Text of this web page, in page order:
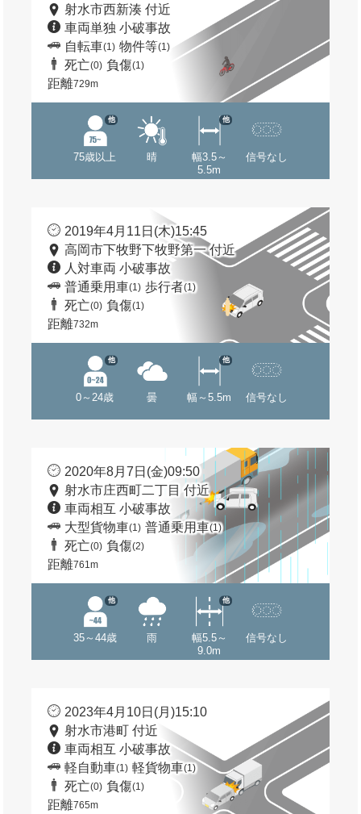
射水市西新湊 付近
車両単独 小破事故
自転車(1) 物件等(1)
死亡(0) 負傷(1)
距離729m
75歳以上
他
晴
幅3.5～
5.5m
他
信号なし
2019年4月11日(木)15:45
高岡市下牧野下牧野第一 付近
人対車両 小破事故
普通乗用車(1) 歩行者(1)
死亡(0) 負傷(1)
距離732m
0～24歳
他
曇 幅～5.5m
他
信号なし
2020年8月7日(金)09:50
射水市庄西町二丁目 付近
車両相互 小破事故
大型貨物車(1) 普通乗用車(1)
死亡(0) 負傷(2)
距離761m
35～44歳
他
雨
幅5.5～
9.0m
他
信号なし
2023年4月10日(月)15:10
射水市港町 付近
車両相互 小破事故
軽自動車(1) 軽貨物車(1)
死亡(0) 負傷(1)
距離765m